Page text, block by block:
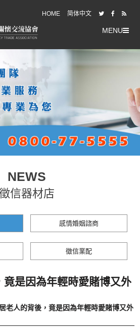
HOME 简体中文
MENU
NEWS
信器材店
感情婚姻諮商
徵信業配
竟是因為年輕時愛賭博又外
老人的背後，竟是因為年輕時愛賭博又外